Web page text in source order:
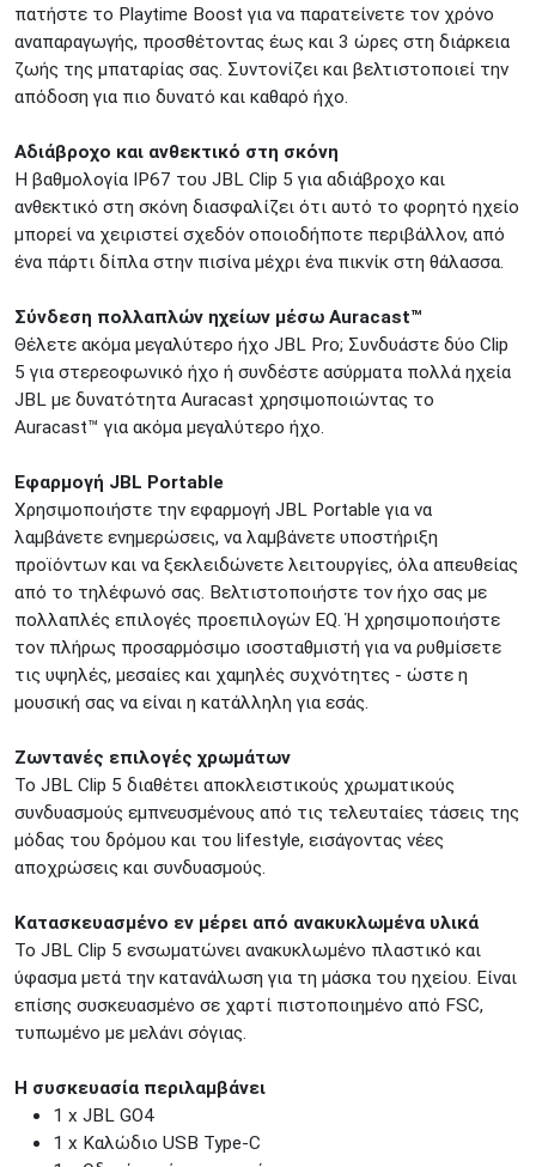
πατήστε το Playtime Boost για να παρατείνετε τον χρόνο
αναπαραγωγής, προσθέτοντας έως και 3 ώρες στη διάρκεια
ζωής της μπαταρίας σας. Συντονίζει και βελτιστοποιεί την
απόδοση για πιο δυνατό και καθαρό ήχο.
Αδιάβροχο και ανθεκτικό στη σκόνη
Η βαθμολογία IP67 του JBL Clip 5 για αδιάβροχο και
ανθεκτικό στη σκόνη διασφαλίζει ότι αυτό το φορητό ηχείο
μπορεί να χειριστεί σχεδόν οποιοδήποτε περιβάλλον, από
ένα πάρτι δίπλα στην πισίνα μέχρι ένα πικνίκ στη θάλασσα.
Σύνδεση πολλαπλών ηχείων μέσω Auracast™
Θέλετε ακόμα μεγαλύτερο ήχο JBL Pro; Συνδυάστε δύο Clip
5 για στερεοφωνικό ήχο ή συνδέστε ασύρματα πολλά ηχεία
JBL με δυνατότητα Auracast χρησιμοποιώντας το
Auracast™ για ακόμα μεγαλύτερο ήχο.
Εφαρμογή JBL Portable
Χρησιμοποιήστε την εφαρμογή JBL Portable για να
λαμβάνετε ενημερώσεις, να λαμβάνετε υποστήριξη
προϊόντων και να ξεκλειδώνετε λειτουργίες, όλα απευθείας
από το τηλέφωνό σας. Βελτιστοποιήστε τον ήχο σας με
πολλαπλές επιλογές προεπιλογών EQ. Ή χρησιμοποιήστε
τον πλήρως προσαρμόσιμο ισοσταθμιστή για να ρυθμίσετε
τις υψηλές, μεσαίες και χαμηλές συχνότητες - ώστε η
μουσική σας να είναι η κατάλληλη για εσάς.
Ζωντανές επιλογές χρωμάτων
Το JBL Clip 5 διαθέτει αποκλειστικούς χρωματικούς
συνδυασμούς εμπνευσμένους από τις τελευταίες τάσεις της
μόδας του δρόμου και του lifestyle, εισάγοντας νέες
αποχρώσεις και συνδυασμούς.
Κατασκευασμένο εν μέρει από ανακυκλωμένα υλικά
Το JBL Clip 5 ενσωματώνει ανακυκλωμένο πλαστικό και
ύφασμα μετά την κατανάλωση για τη μάσκα του ηχείου. Είναι
επίσης συσκευασμένο σε χαρτί πιστοποιημένο από FSC,
τυπωμένο με μελάνι σόγιας.
H συσκευασία περιλαμβάνει
1 x JBL GO4
1 x Καλώδιο USB Type-C